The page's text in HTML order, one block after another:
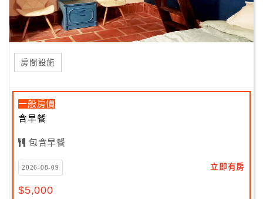
房間設施
一般房價
含早餐
包含早餐
2026-08-09 立即有房
$5,000